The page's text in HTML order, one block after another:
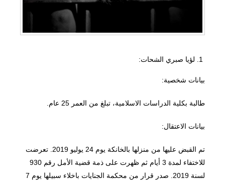
لؤيا صبري الشحات:
بيانات شخصية:
طالبة بكلية الدراسات الاسلامية، تبلغ من العمر 25 عام.
بيانات الاعتقال:
تم القبض عليها من منزلها بالخانكة يوم 24 يوليو 2019. تعرضت
للاختفاء لمدة 3 أيام ثم ظهرت على ذمة قضية الأمل رقم 930
لسنة 2019. صدر قرار من محكمة الجنايات باخلاء سبيلها يوم 7